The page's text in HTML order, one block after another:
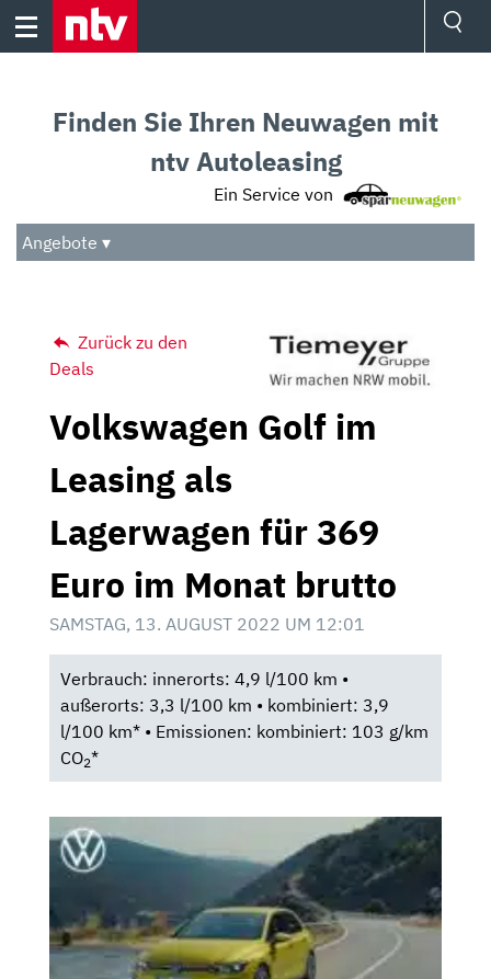
Skip
Audio
Das Beste
Finden Sie Ihren Neuwagen mit
ntv Autoleasing
Ein Service von
Angebote ▾
Zurück zu den
Deals
Volkswagen Golf im
Leasing als
Lagerwagen für 369
Euro im Monat brutto
SAMSTAG, 13. AUGUST 2022 UM 12:01
Verbrauch: innerorts: 4,9 l/100 km •
außerorts: 3,3 l/100 km • kombiniert: 3,9
l/100 km* • Emissionen: kombiniert: 103 g/km
CO2*